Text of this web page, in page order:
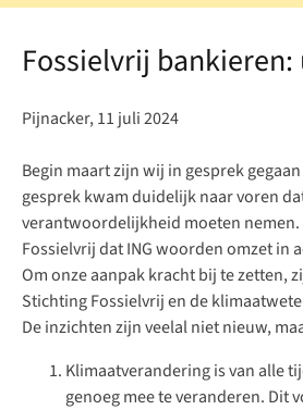
Fossielvrij
Pijnacker, 11 juli 2024
Begin maart zijn wij in gesprek
gesprek kwam duidelijk naar voren
verantwoordelijkheid moeten nemen.
Fossielvrij dat ING woorden omzet in
Om onze aanpak kracht bij te zetten,
Stichting Fossielvrij en de
De inzichten zijn veelal niet nieuw,
Klimaatverandering is van alle
genoeg mee te veranderen. Dit